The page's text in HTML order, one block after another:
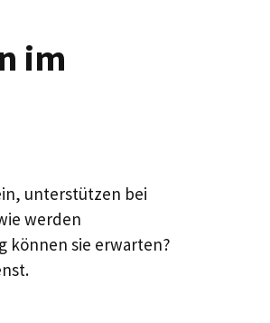
im
unterstützen bei
werden
können sie erwarten?